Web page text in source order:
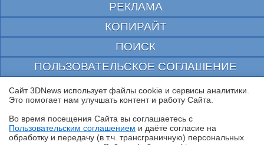
РЕКЛАМА
КОПИРАЙТ
ПОИСК
ПОЛЬЗОВАТЕЛЬСКОЕ СОГЛАШЕНИЕ
ЗАЩИЩЕНО CURATOR
© 1997—2026 Электронное периодическое издание "3ДНьюс" | Свидетельство о
выдано Федеральной Службой по надзору за соблюдением законодательства в сфере
массовых коммуникаций и охране культурного наследия
При цитировании документа ссылка на сайт с указанием автора обязательна. Полное
Сайт 3DNews использует файлы cookie и сервисы аналитики.
Это помогает нам улучшать контент и работу Cайта.
Во время посещения Cайта вы соглашаетесь с
Пользовательским соглашением и даёте согласие на
обработку и передачу (в т.ч. трансграничную) персональных